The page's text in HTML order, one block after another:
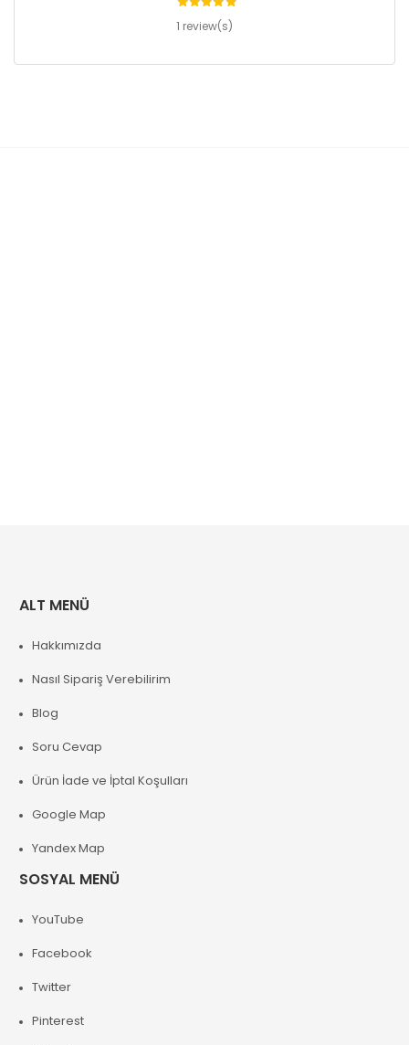
1 review(s)
ALT MENÜ
Hakkımızda
Nasıl Sipariş Verebilirim
Blog
Soru Cevap
Ürün İade ve İptal Koşulları
Google Map
Yandex Map
SOSYAL MENÜ
YouTube
Facebook
Twitter
Pinterest